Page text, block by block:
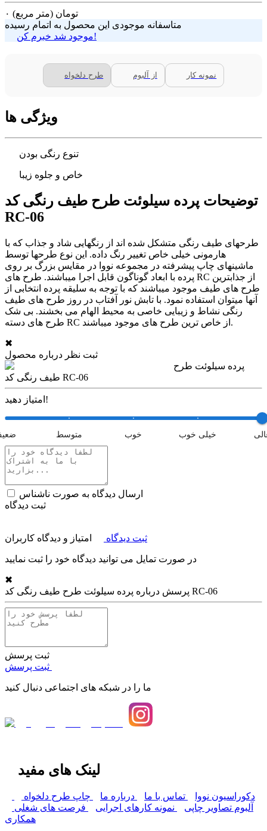
۰ تومان (متر مربع)
متاسفانه موجودی این محصول به اتمام رسیده
موجود شد خبرم کن!
طرح دلخواه از آلبوم نمونه کار
ویژگی ها
تنوع رنگی بودن
خاص و جلوه زیبا
توضیحات پرده سیلوئت طرح طیف رنگی کد
RC-06
طرحهای طیف رنگی متشکل شده اند از رنگهایی شاد و جذاب که با
هارمونی خیلی خاص تغییر رنگ داده. این نوع طرحها توسط
ماشینهای چاپ پیشرفته در مجموعه نووا در مقایس بزرگ بر روی
پرده با ابعاد گوناگون قابل اجرا میباشند. طرح های RC از جذابترین
طرح های طیف موجود میباشند که با توجه به سلیقه پرده انتخابی از
آنها میتوان استفاده نمود. با تابش نور آفتاب در روز طرح های طیف
رنگی نشاط و زیبایی خاصی به محیط الهام می بخشند. بی شک
طرح های دسته RC از خاص ترین طرح های موجود میباشند.
✖
ثبت نظر درباره محصول
پرده سیلوئت طرح
طیف رنگی کد RC-06
امتیاز دهید!
متوسط خوب خیلی خوب
ارسال دیدگاه به صورت ناشناس
ثبت دیدگاه
ثبت دیدگاه امتیاز و دیدگاه کاربران
در صورت تمایل می توانید دیدگاه خود را ثبت نمایید
✖
پرسش درباره پرده سیلوئت طرح طیف رنگی کد RC-06
ثبت پرسش
ما را در شبکه های اجتماعی دنبال کنید
لینک های مفید
دکوراسیون نووا تماس با ما درباره ما
چاپ طرح دلخواه
آلبوم تصاویر چاپی
نمونه کارهای اجرایی
فرصت های شغلی
همکاری